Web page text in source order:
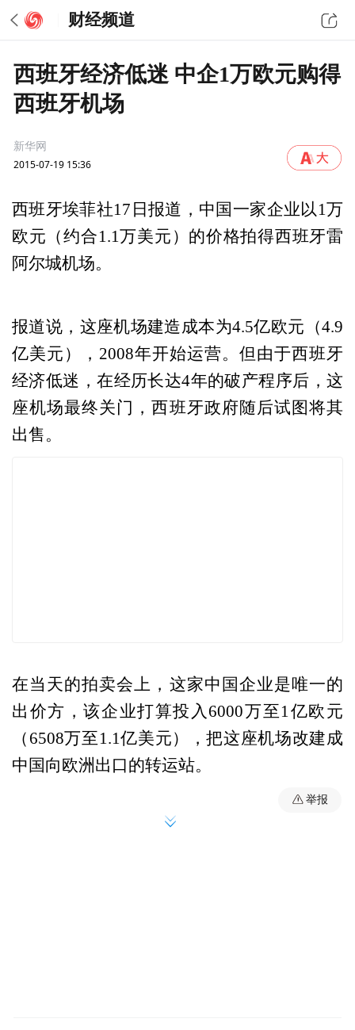
财经频道
西班牙经济低迷 中企1万欧元购得
西班牙机场
新华网
2015-07-19 15:36
西班牙埃菲社17日报道，中国一家企业以1万
欧元（约合1.1万美元）的价格拍得西班牙雷
阿尔城机场。
报道说，这座机场建造成本为4.5亿欧元（4.9
亿美元），2008年开始运营。但由于西班牙
经济低迷，在经历长达4年的破产程序后，这
座机场最终关门，西班牙政府随后试图将其
出售。
在当天的拍卖会上，这家中国企业是唯一的
出价方，该企业打算投入6000万至1亿欧元
（6508万至1.1亿美元），把这座机场改建成
中国向欧洲出口的转运站。
举报